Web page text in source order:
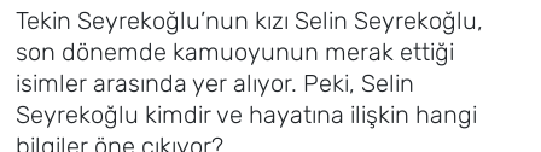
Tekin Seyrekoğlu’nun kızı Selin Seyrekoğlu,
son dönemde kamuoyunun merak ettiği
isimler arasında yer alıyor. Peki, Selin
Seyrekoğlu kimdir ve hayatına ilişkin hangi
Foto Galeri
Künye